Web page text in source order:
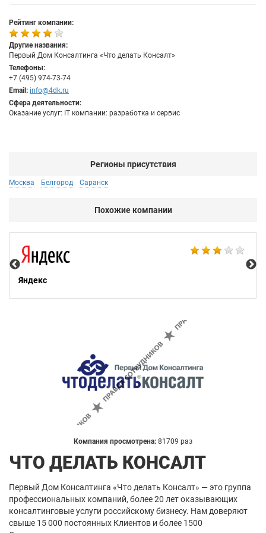
Рейтинг компании:
Другие названия:
Первый Дом Консалтинга «Что делать Консалт»
Телефоны:
+7 (495) 974-73-74
Email: info@4dk.ru
Сфера деятельности:
Оказание услуг: IT компании: разработка и сервис
Регионы присутствия
Москва Белгород Саранск
Похожие компании
Яндекс
Компания просмотрена: 81709 раз
ЧТО ДЕЛАТЬ КОНСАЛТ
Первый Дом Консалтинга «Что делать Консалт» — это группа
профессиональных компаний, более 20 лет оказывающих
консалтинговые услуги российскому бизнесу. Нам доверяют
свыше 15 000 постоянных Клиентов и более 1500